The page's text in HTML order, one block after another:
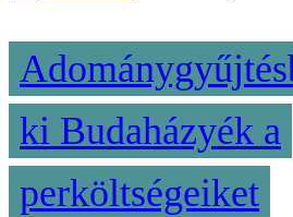
ki Budaházyék a
perköltségeiket